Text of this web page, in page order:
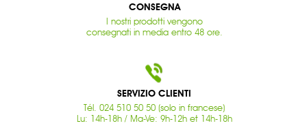
CONSEGNA
I nostri prodotti vengono
consegnati in media entro 48 ore.
SERVIZIO CLIENTI
Tél. 024 510 50 50 (solo in francese)
Lu: 14h-18h / Ma-Ve: 9h-12h et 14h-18h